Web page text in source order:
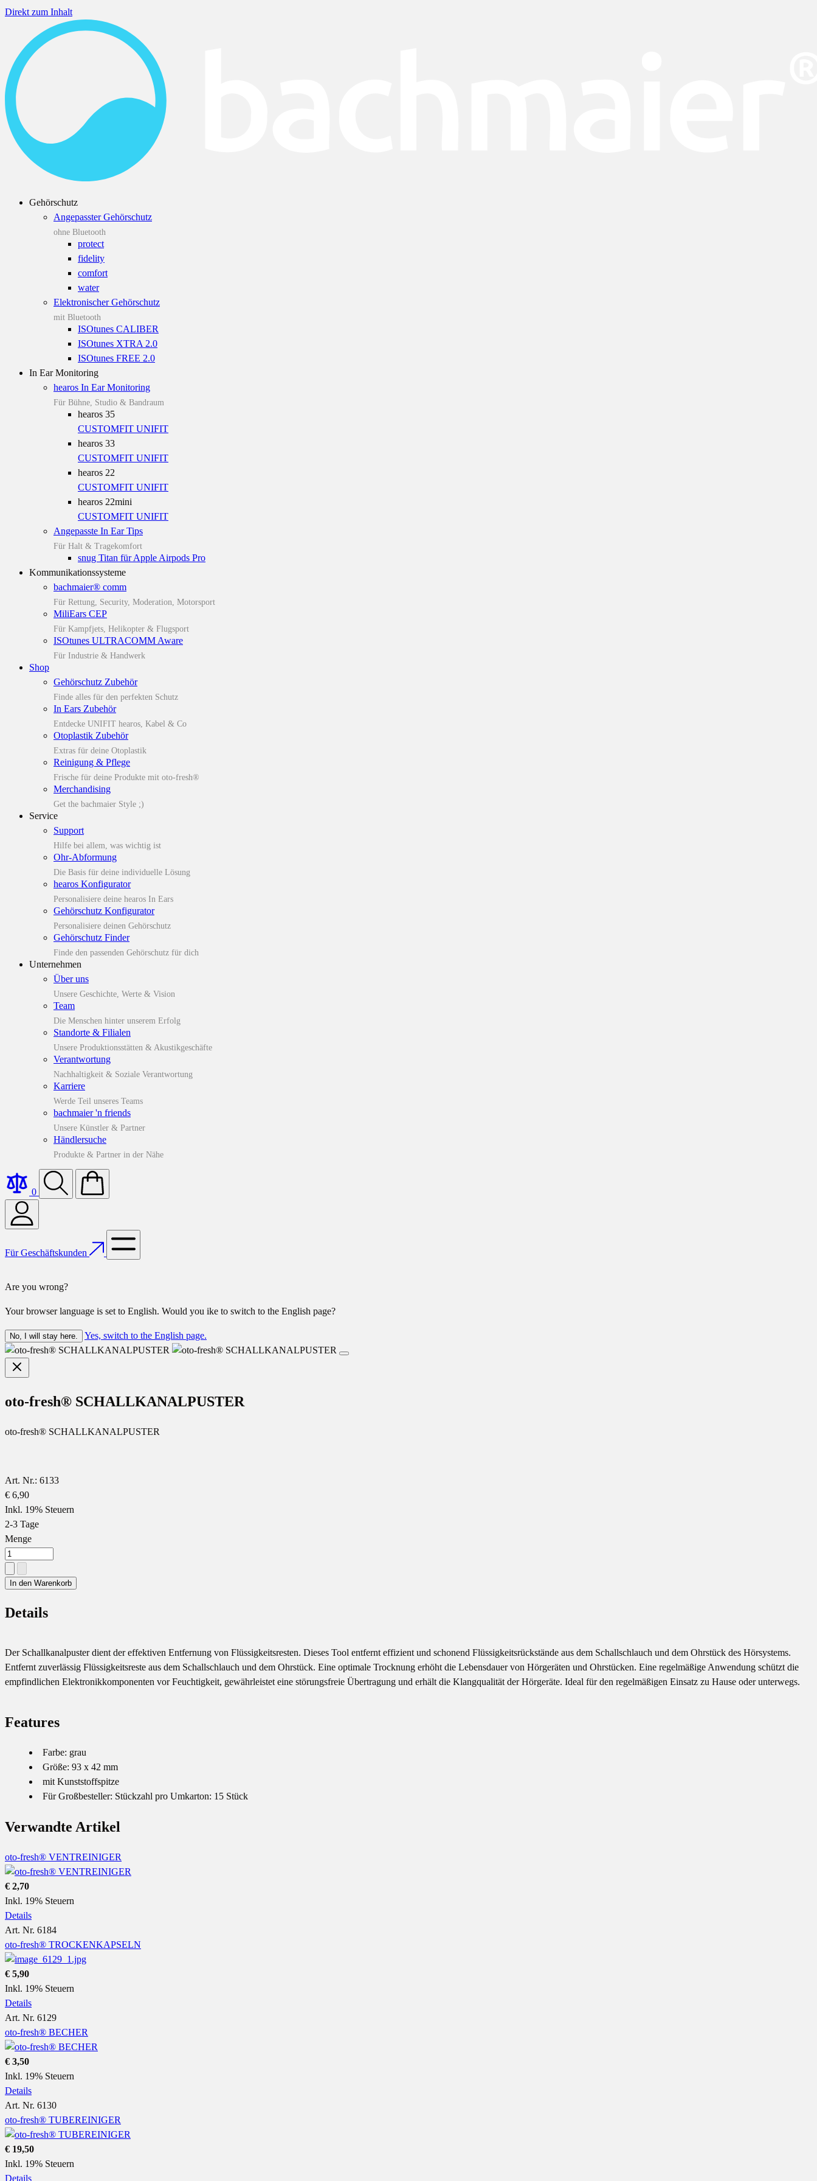
Direkt zum Inhalt
Gehörschutz
Angepasster Gehörschutz
ohne Bluetooth
protect
fidelity
comfort
water
Elektronischer Gehörschutz
mit Bluetooth
ISOtunes CALIBER
ISOtunes XTRA 2.0
ISOtunes FREE 2.0
In Ear Monitoring
hearos In Ear Monitoring
Für Bühne, Studio & Bandraum
hearos 35
CUSTOMFIT UNIFIT
hearos 33
CUSTOMFIT UNIFIT
hearos 22
CUSTOMFIT UNIFIT
hearos 22mini
CUSTOMFIT UNIFIT
Angepasste In Ear Tips
Für Halt & Tragekomfort
snug Titan für Apple Airpods Pro
Kommunikationssysteme
bachmaier® comm
Für Rettung, Security, Moderation, Motorsport
MiliEars CEP
Für Kampfjets, Helikopter & Flugsport
ISOtunes ULTRACOMM Aware
Für Industrie & Handwerk
Shop
Gehörschutz Zubehör
Finde alles für den perfekten Schutz
In Ears Zubehör
Entdecke UNIFIT hearos, Kabel & Co
Otoplastik Zubehör
Extras für deine Otoplastik
Reinigung & Pflege
Frische für deine Produkte mit oto-fresh®
Merchandising
Get the bachmaier Style ;)
Service
Support
Hilfe bei allem, was wichtig ist
Ohr-Abformung
Die Basis für deine individuelle Lösung
hearos Konfigurator
Personalisiere deine hearos In Ears
Gehörschutz Konfigurator
Personalisiere deinen Gehörschutz
Gehörschutz Finder
Finde den passenden Gehörschutz für dich
Unternehmen
Über uns
Unsere Geschichte, Werte & Vision
Team
Die Menschen hinter unserem Erfolg
Standorte & Filialen
Unsere Produktionsstätten & Akustikgeschäfte
Verantwortung
Nachhaltigkeit & Soziale Verantwortung
Karriere
Werde Teil unseres Teams
bachmaier 'n friends
Unsere Künstler & Partner
Händlersuche
Produkte & Partner in der Nähe
0
Für Geschäftskunden
Are you wrong?
Your browser language is set to English. Would you ike to switch to the English page?
No, I will stay here. Yes, switch to the English page.
oto-fresh® SCHALLKANALPUSTER
oto-fresh® SCHALLKANALPUSTER
Art. Nr.: 6133
€ 6,90
Inkl. 19% Steuern
2-3 Tage
Menge
In den Warenkorb
Details
Der Schallkanalpuster dient der effektiven Entfernung von Flüssigkeitsresten. Dieses Tool entfernt effizient und schonend Flüssigkeitsrückstände aus dem Schallschlauch und dem Ohrstück des Hörsystems.
Entfernt zuverlässig Flüssigkeitsreste aus dem Schallschlauch und dem Ohrstück. Eine optimale Trocknung erhöht die Lebensdauer von Hörgeräten und Ohrstücken. Eine regelmäßige Anwendung schützt die
empfindlichen Elektronikkomponenten vor Feuchtigkeit, gewährleistet eine störungsfreie Übertragung und erhält die Klangqualität der Hörgeräte. Ideal für den regelmäßigen Einsatz zu Hause oder unterwegs.
Features
Farbe: grau
Größe: 93 x 42 mm
mit Kunststoffspitze
Für Großbesteller: Stückzahl pro Umkarton: 15 Stück
Verwandte Artikel
oto-fresh® VENTREINIGER
€ 2,70
Inkl. 19% Steuern
Details
Art. Nr. 6184
oto-fresh® TROCKENKAPSELN
€ 5,90
Inkl. 19% Steuern
Details
Art. Nr. 6129
oto-fresh® BECHER
€ 3,50
Inkl. 19% Steuern
Details
Art. Nr. 6130
oto-fresh® TUBEREINIGER
€ 19,50
Inkl. 19% Steuern
Details